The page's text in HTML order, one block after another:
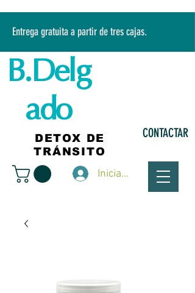
Entrega gratuita a partir de tres cajas.
B.Delg
ado
DETOX DE
TRÁNSITO
CONTACTAR
Iniciar sesión